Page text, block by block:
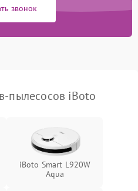
звонок
пылесосов iBoto
iBoto Smart L920W
Aqua